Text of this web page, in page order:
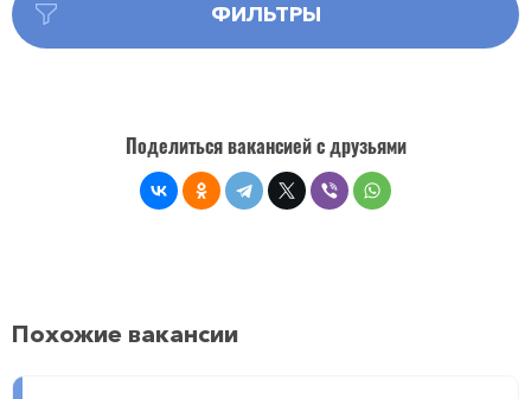
ФИЛЬТРЫ
Поделиться вакансией с друзьями
Похожие вакансии